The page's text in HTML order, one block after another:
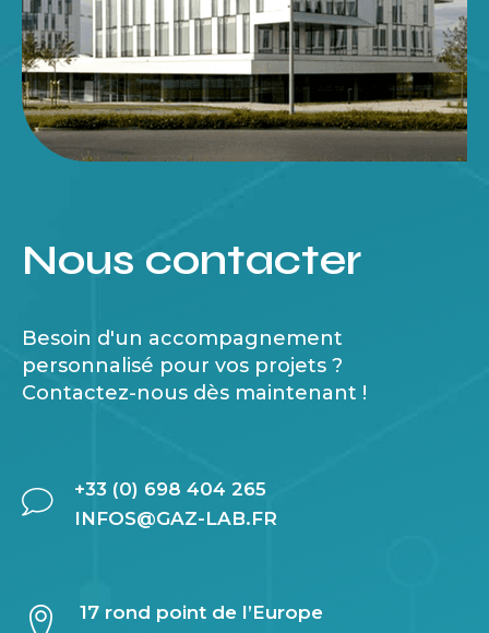
Nous contacter
Besoin d'un accompagnement
personnalisé pour vos projets ?
Contactez-nous dès maintenant !
+33 (0) 698 404 265
INFOS@GAZ-LAB.FR
17 rond point de l’Europe